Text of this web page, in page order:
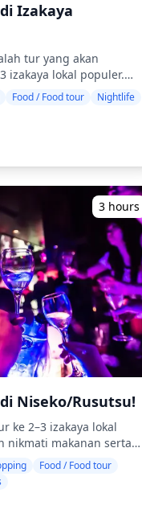
Izakaya
izakaya lokal populer.
makanan dan minuman
Cukup bawa uang
yang tak terlupakan
Hokkaido (tur tidak
di Prefektur Hokkaido) ・
dengan pemandu
tempat-tempat yang
Inggris ・Tur
pengalaman yang
6
malam: hidangan
khas lokal ・Kunjungi 2–3
makan, izakaya, atau
lokal ◆Tidak
・Minuman
yang tidak termasuk
pribadi atau
adalah 8 orang. ・
oleh orang
disajikan kepada
ke atas (usia minum
terpisah dari
Food / Food tour
Nightlife
3 hours
Niseko/Rusutsu!
nikmati makanan serta
dengan santai. Cukup
sisanya kepada
lokal yang tak
Food / Food tour